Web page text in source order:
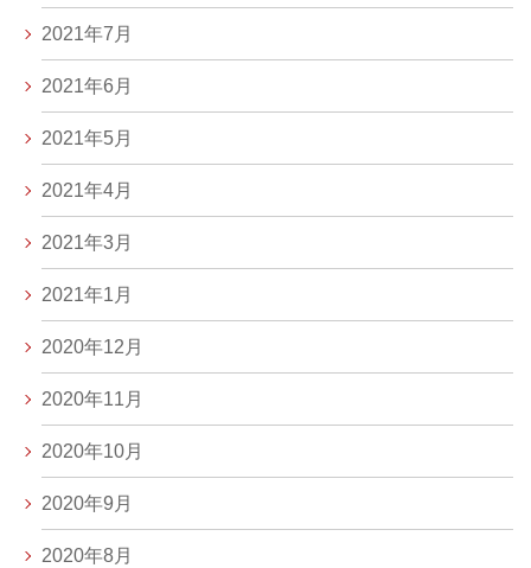
2021年7月
2021年6月
2021年5月
2021年4月
2021年3月
2021年1月
2020年12月
2020年11月
2020年10月
2020年9月
2020年8月